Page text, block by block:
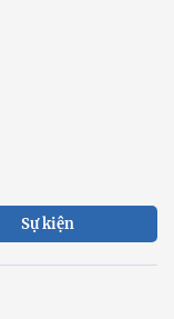
Sự kiện